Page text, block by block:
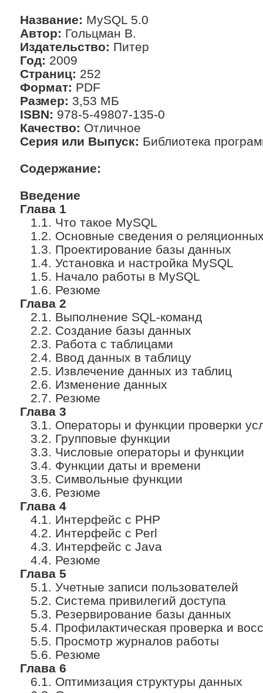
Название: MySQL 5.0
Автор: Гольцман В.
Издательство: Питер
Год: 2009
Страниц: 252
Формат: PDF
Размер: 3,53 МБ
ISBN: 978-5-49807-135-0
Качество: Отличное
Серия или Выпуск: Библиотека
Содержание:
Введение
Глава 1
1.1. Что такое MySQL
1.2. Основные сведения о
1.3. Проектирование базы данных
1.4. Установка и настройка MySQL
1.5. Начало работы в MySQL
1.6. Резюме
Глава 2
2.1. Выполнение SQL-команд
2.2. Создание базы данных
2.3. Работа с таблицами
2.4. Ввод данных в таблицу
2.5. Извлечение данных из таблиц
2.6. Изменение данных
2.7. Резюме
Глава 3
3.1. Операторы и функции проверки
3.2. Групповые функции
3.3. Числовые операторы и функции
3.4. Функции даты и времени
3.5. Символьные функции
3.6. Резюме
Глава 4
4.1. Интерфейс с PHP
4.2. Интерфейс с Perl
4.3. Интерфейс с Java
4.4. Резюме
Глава 5
5.1. Учетные записи пользователей
5.2. Система привилегий доступа
5.3. Резервирование базы данных
5.4. Профилактическая проверка и
5.5. Просмотр журналов работы
5.6. Резюме
Глава 6
6.1. Оптимизация структуры данных